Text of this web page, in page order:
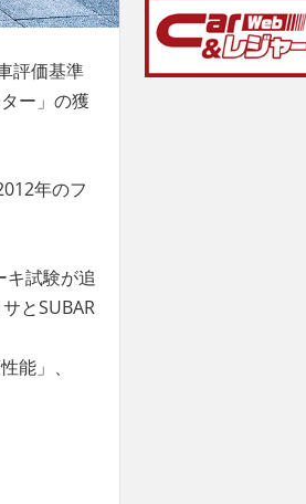
評価基準
ー」の獲
年のフ
試験が追
とSUBAR
能」、